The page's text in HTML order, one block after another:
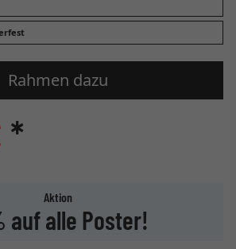
Rahmen dazu
*
Aktion
auf alle Poster!